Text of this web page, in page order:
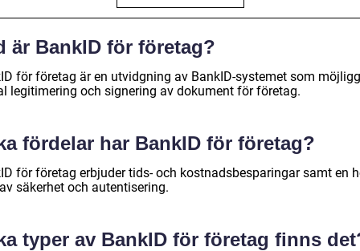
är BankID för företag?
för företag är en utvidgning av BankID-systemet som
legitimering och signering av dokument för företag.
fördelar har BankID för företag?
för företag erbjuder tids- och kostnadsbesparingar samt en
säkerhet och autentisering.
typer av BankID för företag finns